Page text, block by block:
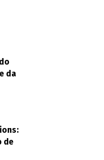
da
de